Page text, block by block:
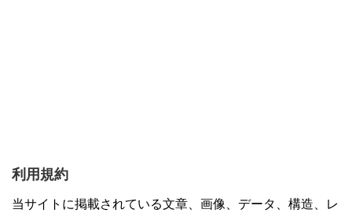
利用規約
当サイトに掲載されている文章、画像、データ、構造、レ